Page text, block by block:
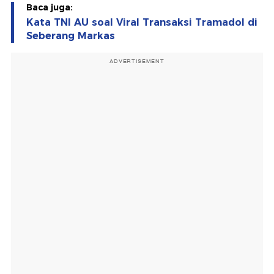
Baca juga:
Kata TNI AU soal Viral Transaksi Tramadol di
Seberang Markas
ADVERTISEMENT